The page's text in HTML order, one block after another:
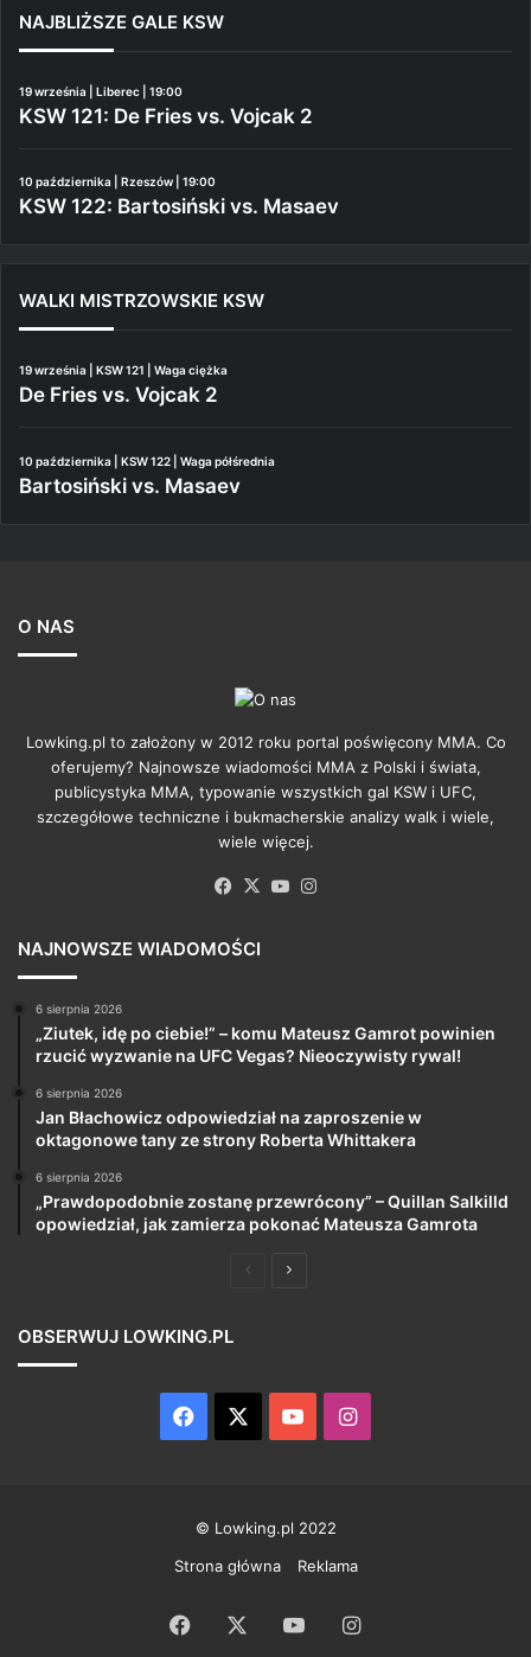
NAJBLIŻSZE GALE KSW
19 września | Liberec | 19:00
KSW 121: De Fries vs. Vojcak 2
10 października | Rzeszów | 19:00
KSW 122: Bartosiński vs. Masaev
WALKI MISTRZOWSKIE KSW
19 września | KSW 121 | Waga ciężka
De Fries vs. Vojcak 2
10 października | KSW 122 | Waga półśrednia
Bartosiński vs. Masaev
O NAS
Lowking.pl to założony w 2012 roku portal poświęcony MMA. Co
oferujemy? Najnowsze wiadomości MMA z Polski i świata,
publicystyka MMA, typowanie wszystkich gal KSW i UFC,
szczegółowe techniczne i bukmacherskie analizy walk i wiele,
wiele więcej.
Facebook
X YouTube
NAJNOWSZE WIADOMOŚCI
6 sierpnia 2026
„Ziutek, idę po ciebie!” – komu Mateusz Gamrot powinien
rzucić wyzwanie na UFC Vegas? Nieoczywisty rywal!
6 sierpnia 2026
Jan Błachowicz odpowiedział na zaproszenie w
oktagonowe tany ze strony Roberta Whittakera
6 sierpnia 2026
„Prawdopodobnie zostanę przewrócony” – Quillan Salkilld
opowiedział, jak zamierza pokonać Mateusza Gamrota
PoprzedniaNastępna
OBSERWUJ LOWKING.PL
Facebook YouTubeInstagram
© Lowking.pl 2022
Strona główna
Reklama
Facebook YouTubeInstagram